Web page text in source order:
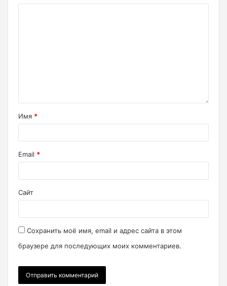
Имя *
Email *
Сайт
Сохранить моё имя, email и адрес сайта в этом
браузере для последующих моих комментариев.